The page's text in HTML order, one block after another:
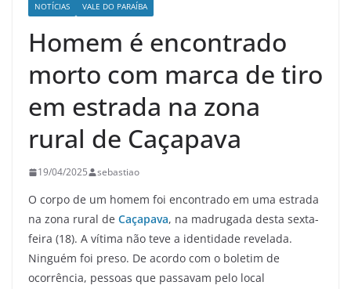
NOTÍCIAS VALE DO PARAÍBA
Homem é encontrado
morto com marca de tiro
em estrada na zona
rural de Caçapava
19/04/2025 sebastiao
O corpo de um homem foi encontrado em uma estrada
na zona rural de Caçapava, na madrugada desta sexta-
feira (18). A vítima não teve a identidade revelada.
Ninguém foi preso. De acordo com o boletim de
ocorrência, pessoas que passavam pelo local